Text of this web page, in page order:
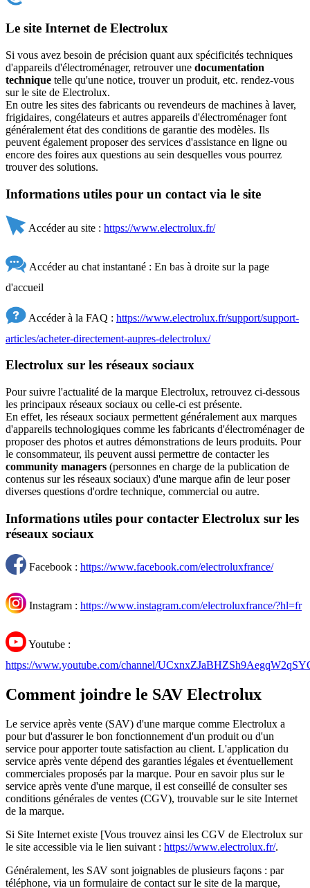
Le site Internet de Electrolux
Si vous avez besoin de précision quant aux spécificités techniques
d'appareils d'électroménager, retrouver une documentation
technique telle qu'une notice, trouver un produit, etc. rendez-vous
sur le site de Electrolux.
En outre les sites des fabricants ou revendeurs de machines à laver,
frigidaires, congélateurs et autres appareils d'électroménager font
généralement état des conditions de garantie des modèles. Ils
peuvent également proposer des services d'assistance en ligne ou
encore des foires aux questions au sein desquelles vous pourrez
trouver des solutions.
Informations utiles pour un contact via le site
Accéder au site : https://www.electrolux.fr/
Accéder au chat instantané : En bas à droite sur la page
d'accueil
Accéder à la FAQ : https://www.electrolux.fr/support/support-
articles/acheter-directement-aupres-delectrolux/
Electrolux sur les réseaux sociaux
Pour suivre l'actualité de la marque Electrolux, retrouvez ci-dessous
les principaux réseaux sociaux ou celle-ci est présente.
En effet, les réseaux sociaux permettent généralement aux marques
d'appareils technologiques comme les fabricants d'électroménager de
proposer des photos et autres démonstrations de leurs produits. Pour
le consommateur, ils peuvent aussi permettre de contacter les
community managers (personnes en charge de la publication de
contenus sur les réseaux sociaux) d'une marque afin de leur poser
diverses questions d'ordre technique, commercial ou autre.
Informations utiles pour contacter Electrolux sur les
réseaux sociaux
Facebook : https://www.facebook.com/electroluxfrance/
Instagram : https://www.instagram.com/electroluxfrance/?hl=fr
Youtube :
https://www.youtube.com/channel/
Comment joindre le SAV Electrolux
Le service après vente (SAV) d'une marque comme Electrolux a
pour but d'assurer le bon fonctionnement d'un produit ou d'un
service pour apporter toute satisfaction au client. L'application du
service après vente dépend des garanties légales et éventuellement
commerciales proposés par la marque. Pour en savoir plus sur le
service après vente d'une marque, il est conseillé de consulter ses
conditions générales de ventes (CGV), trouvable sur le site Internet
de la marque.
Si Site Internet existe [Vous trouvez ainsi les CGV de Electrolux sur
le site accessible via le lien suivant : https://www.electrolux.fr/.
Généralement, les SAV sont joignables de plusieurs façons : par
téléphone, via un formulaire de contact sur le site de la marque,